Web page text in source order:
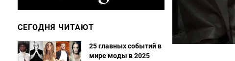
СЕГОДНЯ ЧИТАЮТ
25 главных событий в
мире моды в 2025